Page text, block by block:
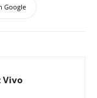
Google
Vivo